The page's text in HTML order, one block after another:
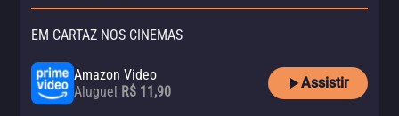
EM CARTAZ NOS CINEMAS
Amazon Video
Aluguel R$ 11,90
Assistir